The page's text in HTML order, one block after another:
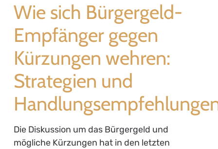
Wie sich Bürgergeld-
Empfänger gegen
Kürzungen wehren:
Strategien und
Die Diskussion um das Bürgergeld und
mögliche Kürzungen hat in den letzten